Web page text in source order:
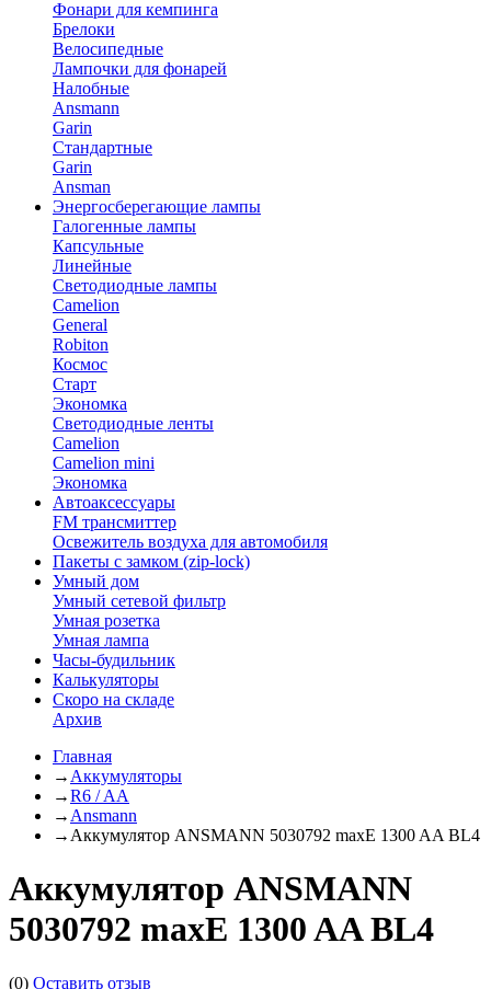
Фонари для кемпинга
Брелоки
Велосипедные
Лампочки для фонарей
Налобные
Ansmann
Garin
Стандартные
Garin
Ansman
Энергосберегающие лампы
Галогенные лампы
Капсульные
Линейные
Светодиодные лампы
Camelion
General
Robiton
Космос
Старт
Экономка
Светодиодные ленты
Camelion
Camelion mini
Экономка
Автоаксессуары
FM трансмиттер
Освежитель воздуха для автомобиля
Пакеты с замком (zip-lock)
Умный дом
Умный сетевой фильтр
Умная розетка
Умная лампа
Часы-будильник
Калькуляторы
Скоро на складе
Архив
Главная
→ Аккумуляторы
→R6 / AA
→ Ansmann
→ Аккумулятор ANSMANN 5030792 maxE 1300 AA BL4
Аккумулятор ANSMANN
5030792 maxE 1300 AA BL4
(0) Оставить отзыв